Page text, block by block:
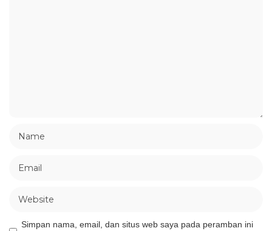
Simpan nama, email, dan situs web saya pada peramban ini